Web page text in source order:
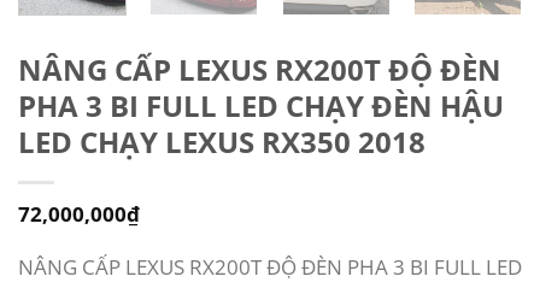
NÂNG CẤP LEXUS RX200T ĐỘ ĐÈN
PHA 3 BI FULL LED CHẠY ĐÈN HẬU
LED CHẠY LEXUS RX350 2018
72,000,000₫
NÂNG CẤP LEXUS RX200T ĐỘ ĐÈN PHA 3 BI FULL LED